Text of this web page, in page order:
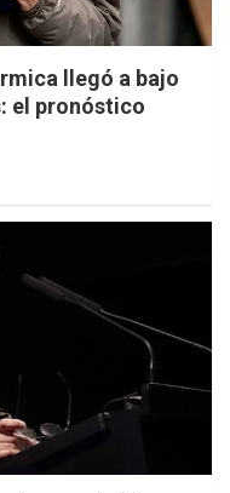
llegó a bajo
el pronóstico